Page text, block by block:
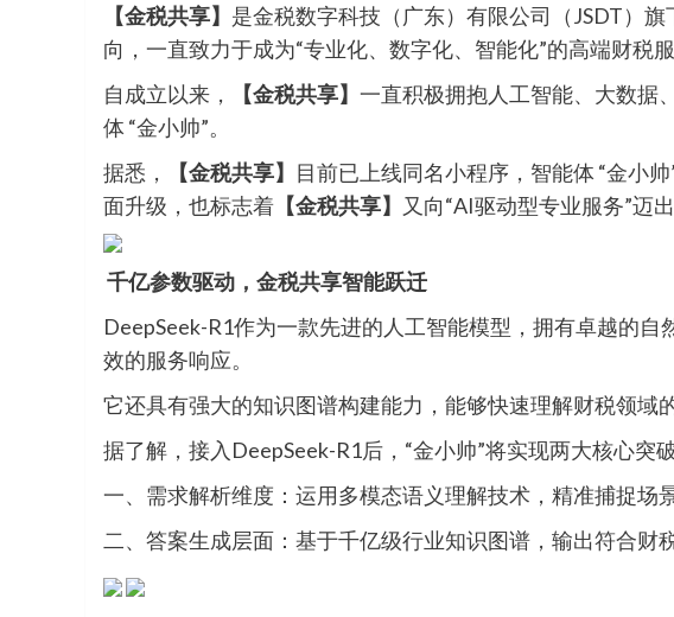
【金税共享】 是金税数字科技（广东）有限公司（JSDT）
向，一直致力于成为“专业化、数字化、智能化”的高端财税服
自成立以来，
【金税共享】 一直积极拥抱人工智能、大数据
体 “金小帅”。
据悉，
【金税共享】 目前已上线同名小程序，智能体 “金小
面升级，也标志着 【金税共享】 又向“AI驱动型专业服务”迈
千亿参数驱动，金税共享智能跃迁
DeepSeek-R1作为一款先进的人工智能模型，拥有卓越的
效的服务响应。
它还具有强大的知识图谱构建能力，能够快速理解财税领域
据了解，接入DeepSeek-R1后，“金小帅”将实现两大核心突破
一、需求解析维度：运用多模态语义理解技术，精准捕捉场
二、答案生成层面：基于千亿级行业知识图谱，输出符合财